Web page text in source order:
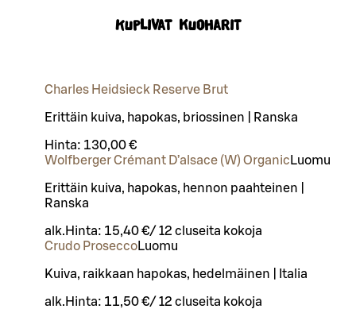
Kuplivat kuoharit
Charles Heidsieck Reserve Brut
Erittäin kuiva, hapokas, briossinen | Ranska
Hinta: 130,00 €
Wolfberger Crémant D’alsace (W) Organic Luomu
Erittäin kuiva, hapokas, hennon paahteinen |
Ranska
alk. Hinta: 15,40 €/ 12 cl useita kokoja
Crudo ProseccoLuomu
Kuiva, raikkaan hapokas, hedelmäinen | Italia
alk. Hinta: 11,50 €/ 12 cl useita kokoja